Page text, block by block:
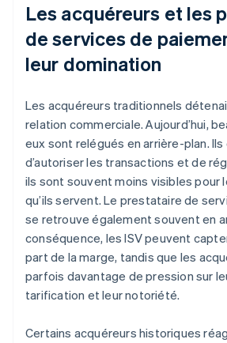
Les acquéreurs et les
de services de
leur domination
Les acquéreurs traditionnels
relation commerciale. Aujourd’hui,
eux sont relégués en arrière-plan.
d’autoriser les transactions et de
ils sont souvent moins visibles pour
qu’ils servent. Le prestataire de
se retrouve également souvent en
conséquence, les ISV peuvent
part de la marge, tandis que les
parfois davantage de pression sur
tarification et leur notoriété.
Certains acquéreurs historiques